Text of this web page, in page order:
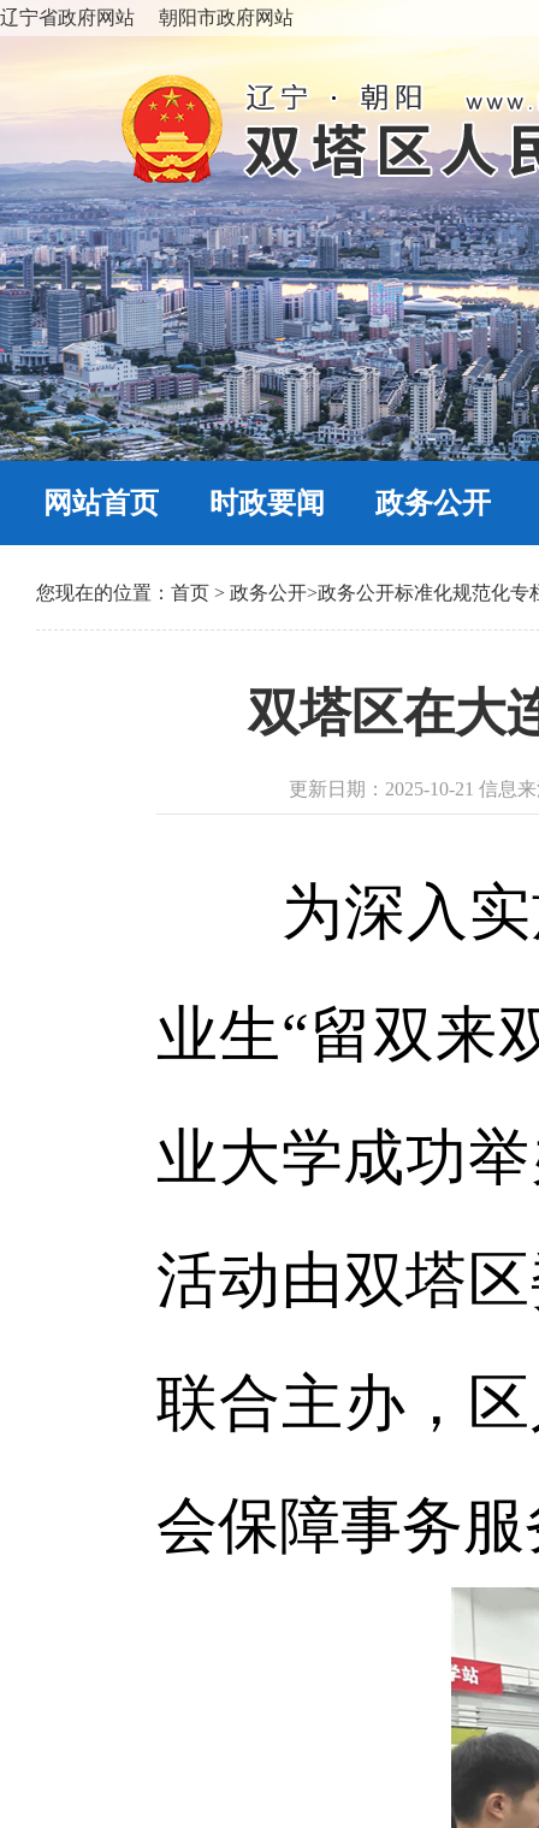
辽宁省政府网站 朝阳市政府网站
网站首页 时政要闻 政务公开
您现在的位置： 首页 > 政务公开>政务公开标准化规范化专
双塔区在大
更新日期：2025-10-21 信息
为深入实
业生“留双来
业大学成功
活动由双塔
联合主办，
会保障事务